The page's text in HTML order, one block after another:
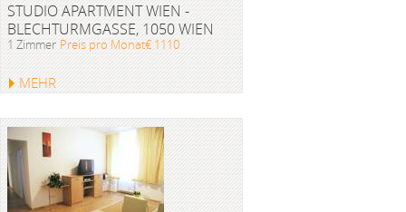
STUDIO APARTMENT WIEN -
BLECHTURMGASSE, 1050 WIEN
1 Zimmer Preis pro Monat€ 1110
MEHR